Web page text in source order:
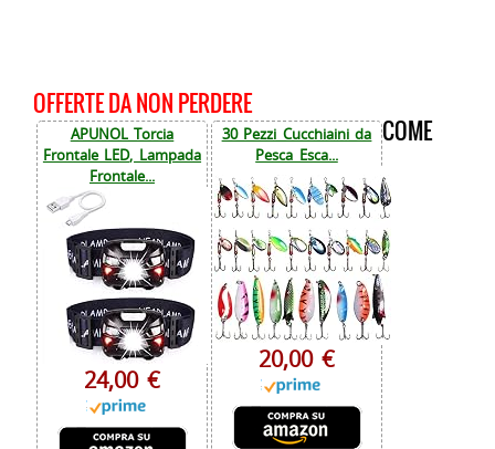
OFFERTE DA NON PERDERE
APUNOL Torcia
Frontale LED, Lampada
Frontale...
24,00 €
30 Pezzi Cucchiaini da
Pesca Esca...
20,00 €
COME